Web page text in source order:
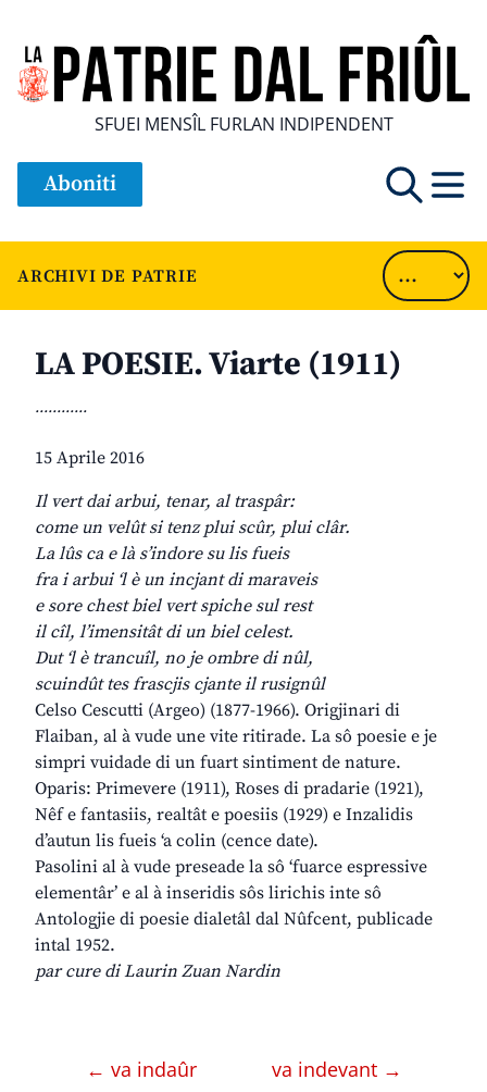
SFUEI MENSÎL FURLAN INDIPENDENT
Aboniti
ARCHIVI DE PATRIE
LA POESIE. Viarte (1911)
............
15 Aprile 2016
Il vert dai arbui, tenar, al traspâr:
come un velût si tenz plui scûr, plui clâr.
La lûs ca e là s’indore su lis fueis
fra i arbui ‘l è un incjant di maraveis
e sore chest biel vert spiche sul rest
il cîl, l’imensitât di un biel celest.
Dut ‘l è trancuîl, no je ombre di nûl,
scuindût tes frascjis cjante il rusignûl
Celso Cescutti (Argeo) (1877-1966). Origjinari di
Flaiban, al à vude une vite ritirade. La sô poesie e je
simpri vuidade di un fuart sintiment de nature.
Oparis: Primevere (1911), Roses di pradarie (1921),
Nêf e fantasiis, realtât e poesiis (1929) e Inzalidis
d’autun lis fueis ‘a colin (cence date).
Pasolini al à vude preseade la sô ‘fuarce espressive
elementâr’ e al à inseridis sôs lirichis inte sô
Antologjie di poesie dialetâl dal Nûfcent, publicade
intal 1952.
par cure di Laurin Zuan Nardin
← va indaûr va indevant →